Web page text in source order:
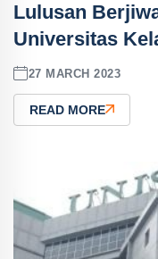
Lulusan
Universitas
27 MARCH 2023
READ MORE